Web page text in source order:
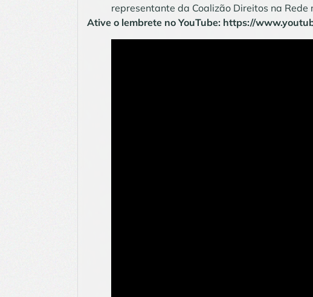
representante da Coalizão Direitos na
Ative o lembrete no YouTube: https://